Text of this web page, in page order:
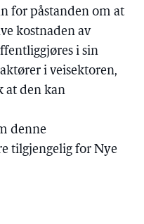
for påstanden om at
kostnaden av
i sin
i veisektoren,
at den kan
denne
tilgjengelig for Nye